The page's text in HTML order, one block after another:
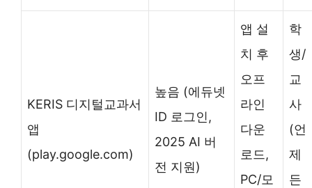
KERIS 디지털교과서
앱
(play.google.com)
높음 (에듀넷
ID 로그인,
2025 AI 버
전 지원)
앱 설
치 후
오프
라인
다운
로드,
PC/모
학
생/
교
사
(언
제
든